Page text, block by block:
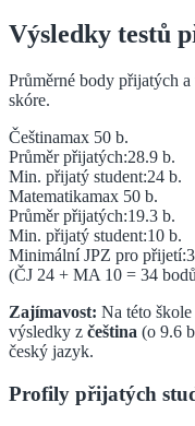
Výsledky testů
Průměrné body přijatých
skóre.
Češtinamax 50 b.
Průměr přijatých:28.9 b.
Min. přijatý student:24 b.
Matematikamax 50 b.
Průměr přijatých:19.3 b.
Min. přijatý student:10 b.
Minimální JPZ pro přijetí:
(ČJ 24 + MA 10 = 34
Zajímavost: Na této
výsledky z čeština (o 9.6
český jazyk.
Profily přijatých